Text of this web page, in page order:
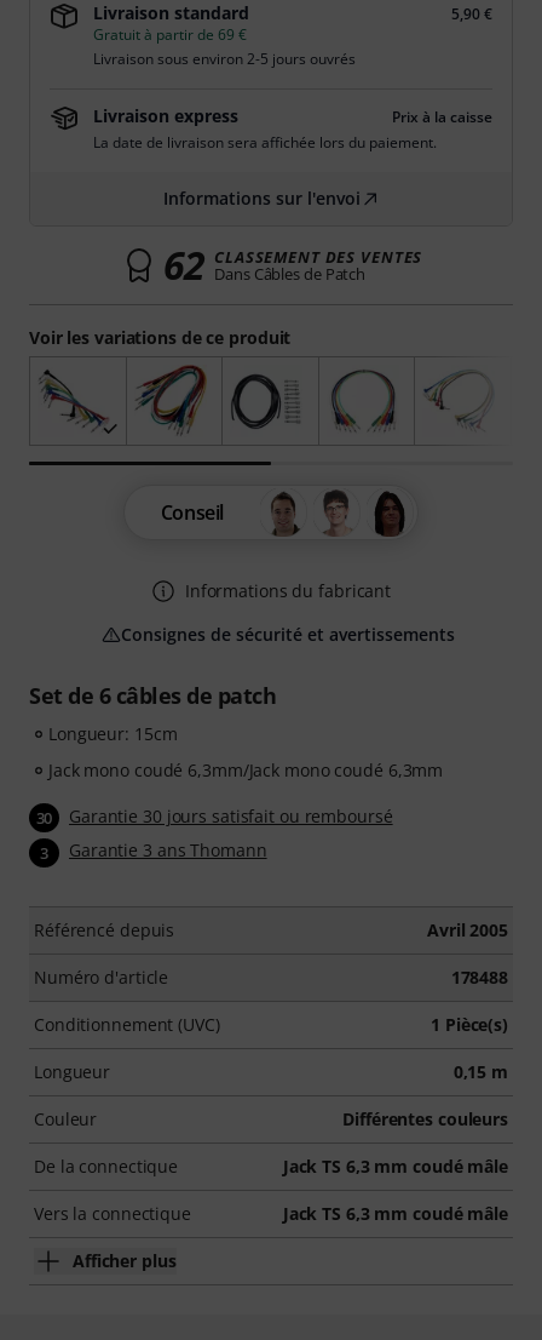
Set de 6 câbles de patch
Longueur: 15cm
Jack mono coudé 6,3mm/Jack mono coudé 6,3mm
30 Garantie 30 jours satisfait ou remboursé
3 Garantie 3 ans Thomann
Référencé depuis Avril 2005
Numéro d'article 178488
Conditionnement (UVC) 1 Pièce(s)
Longueur 0,15 m
Couleur Différentes couleurs
De la connectique Jack TS 6,3 mm coudé mâle
Vers la connectique Jack TS 6,3 mm coudé mâle
Afficher plus
Voir les variations de ce produit
Livraison standard
5,90 €
Gratuit à partir de 69 €
Livraison sous environ 2-5 jours ouvrés
Livraison express
Prix à la caisse
La date de livraison sera affichée lors du paiement.
Informations sur l'envoi
62 CLASSEMENT DES VENTES
Dans Câbles de Patch
Conseil
Informations du fabricant
Consignes de sécurité et avertissements